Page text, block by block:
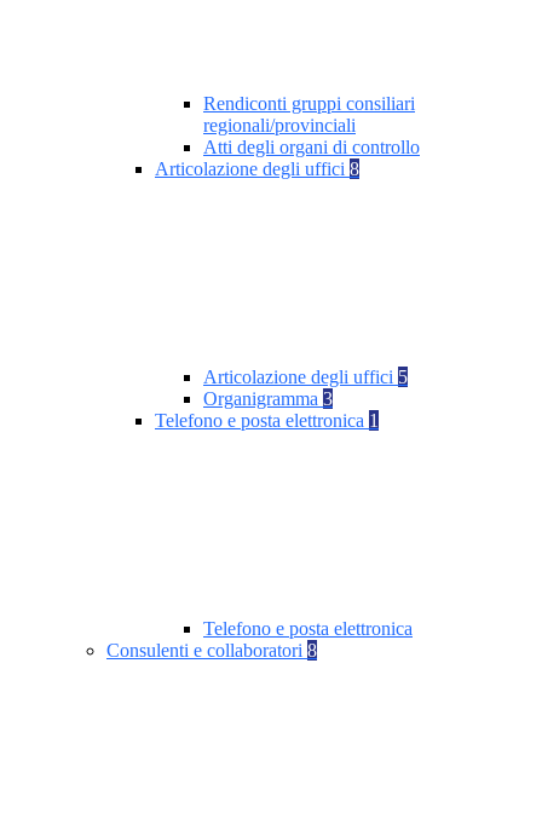
Rendiconti gruppi consiliari
regionali/provinciali
Atti degli organi di controllo
Articolazione degli uffici 8
Articolazione degli uffici 5
Organigramma 3
Telefono e posta elettronica 1
Telefono e posta elettronica
Consulenti e collaboratori 8